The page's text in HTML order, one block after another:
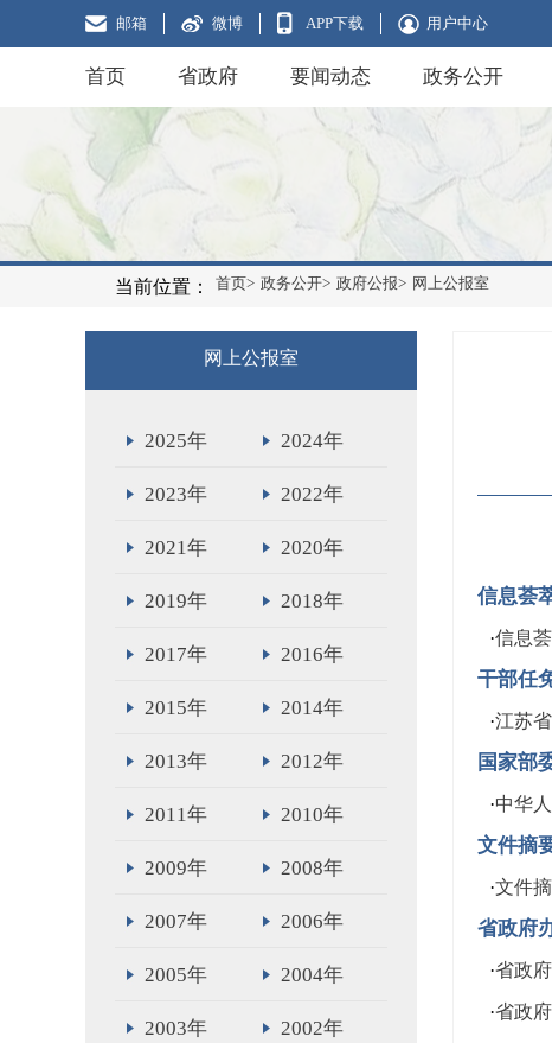
邮箱 微博 APP下载 用户中心
首页 省政府 要闻动态 政务公开
当前位置： 首页> 政务公开> 政府公报> 网上公报室
网上公报室
2025年 2024年
2023年 2022年
2021年 2020年
2019年 2018年
2017年 2016年
2015年 2014年
2013年 2012年
2011年 2010年
2009年 2008年
2007年 2006年
2005年 2004年
2003年 2002年
信息荟
·信息
干部任
·江苏
国家部
·中华
文件摘
·文件
省政府
·省政
·省政